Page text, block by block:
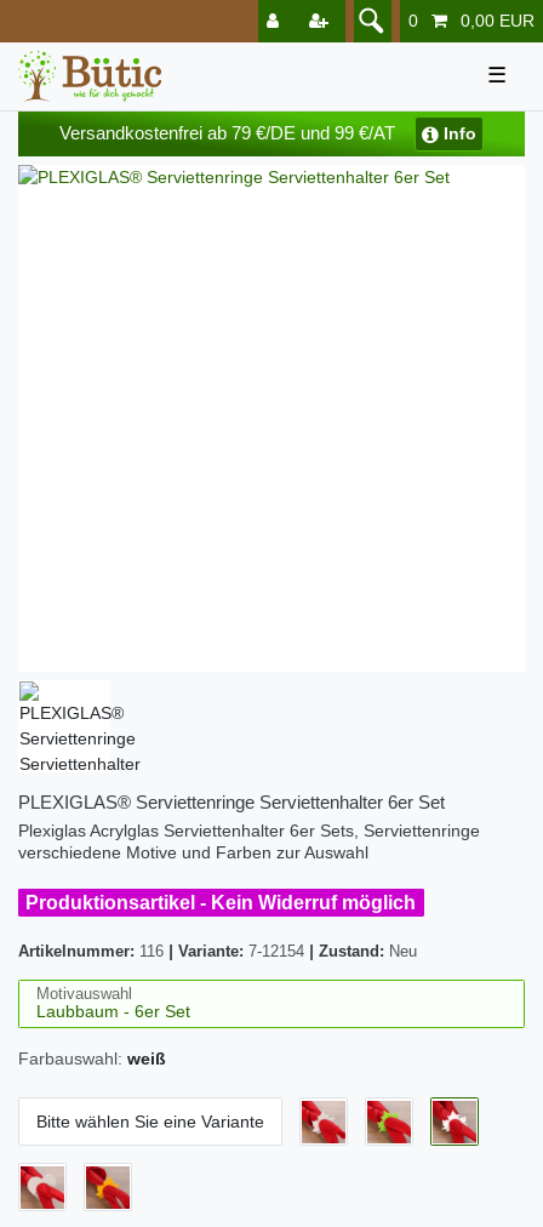
0 0,00 EUR
☰
Versandkostenfrei ab 79 €/DE und 99 €/AT Info
PLEXIGLAS® Serviettenringe Serviettenhalter 6er Set
Plexiglas Acrylglas Serviettenhalter 6er Sets, Serviettenringe
verschiedene Motive und Farben zur Auswahl
Produktionsartikel - Kein Widerruf möglich
Artikelnummer: 116 Variante: 7-12154 Zustand: Neu
Motivauswahl
Farbauswahl: weiß
Bitte wählen Sie eine Variante